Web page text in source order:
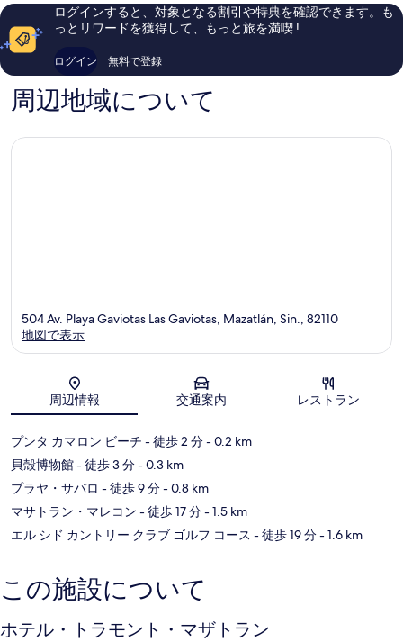
ー
ド
ラ
ダ
ミ
1,136
件
件
の
口
コ
ー
ダ
ミ
1,511
ログインすると、対象となる割引や特典を確認できます。も
っとリワードを獲得して、もっと旅を満喫 !
ログイン 無料で登録
周辺地域について
地図
504 Av. Playa Gaviotas Las Gaviotas, Mazatlán, Sin., 82110
地図で表示
周辺情報 交通案内 レストラン
プンタ カマロン ビーチ - 徒歩 2 分- 0.2 km
貝殻博物館- 徒歩 3 分- 0.3 km
プラヤ・サバロ - 徒歩 9 分- 0.8 km
マサトラン・マレコン - 徒歩 17 分- 1.5 km
エル シド カントリー クラブ ゴルフ コース - 徒歩 19 分- 1.6 km
この施設について
ホテル・トラモント・マザトラン